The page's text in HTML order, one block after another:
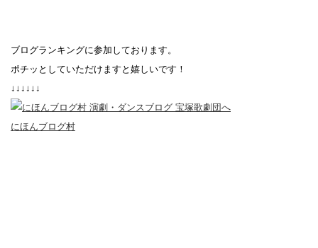
ブログランキングに参加しております。
ポチッとしていただけますと嬉しいです！
↓↓↓↓↓↓
にほんブログ村